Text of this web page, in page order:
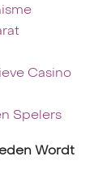
Casino
Spelers
Wordt